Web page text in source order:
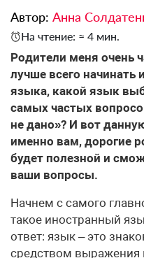
Автор: Анна
На чтение: ≈ 4 мин.
Родители меня очень
лучше всего начинать
языка, какой язык
самых частых
не дано»? И вот
именно вам, дорогие
будет полезной и
ваши вопросы.
Начнем с самого
такое иностранный
ответ: язык – это
средством